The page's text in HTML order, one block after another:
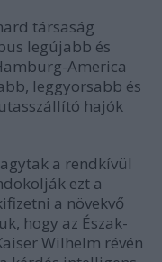
társaság
legújabb és
America
leggyorsabb és
hajók
a rendkívül
ezt a
a növekvő
hogy az Észak-
Wilhelm révén